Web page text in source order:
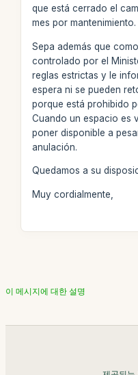
que está cerrado el
mes por mantenimiento.
Sepa además que
controlado por el
reglas estrictas y le
espera ni se pueden
porque está prohibido
Cuando un espacio es
poner disponible a
anulación.
Quedamos a su
Muy cordialmente,
이 메시지에 대한 설명